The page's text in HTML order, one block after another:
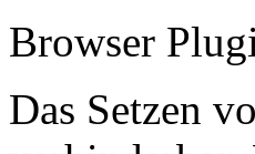
Browser
Das Setzen